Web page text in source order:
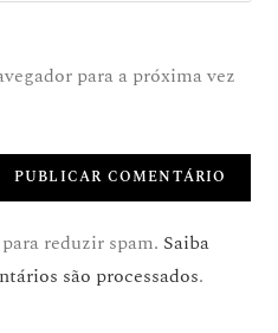
para a próxima vez
reduzir spam. Saiba
são processados.